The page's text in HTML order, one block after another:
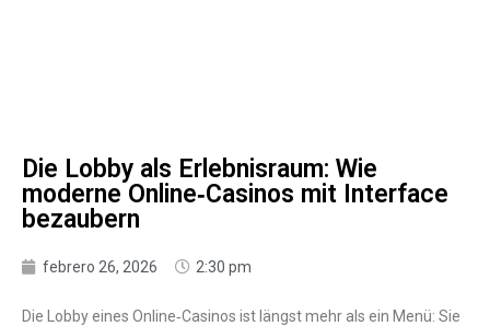
Die Lobby als Erlebnisraum: Wie
moderne Online‑Casinos mit Interface
bezaubern
febrero 26, 2026 2:30 pm
Die Lobby eines Online‑Casinos ist längst mehr als ein Menü: Sie